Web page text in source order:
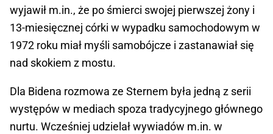
wyjawił m.in., że po śmierci swojej pierwszej żony i
13-miesięcznej córki w wypadku samochodowym w
1972 roku miał myśli samobójcze i zastanawiał się
nad skokiem z mostu.
Dla Bidena rozmowa ze Sternem była jedną z serii
występów w mediach spoza tradycyjnego głównego
nurtu. Wcześniej udzielał wywiadów m.in. w